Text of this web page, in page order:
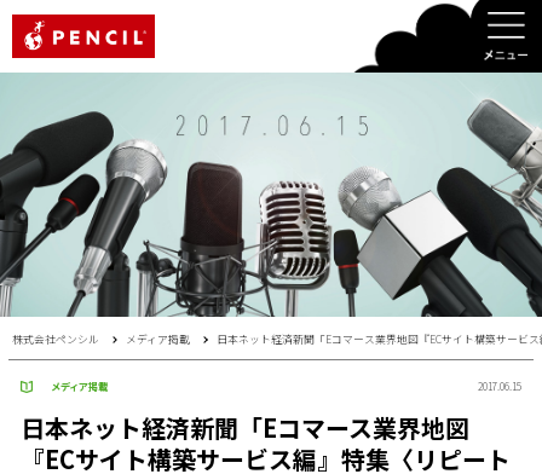
株式会社ペンシル メディア掲載 日本ネット経済新聞「Eコマース業界地図『ECサイト構築サービ
メディア掲載 2017.06.15
日本ネット経済新聞「Eコマース業界地図
『ECサイト構築サービス編』特集〈リピート